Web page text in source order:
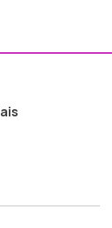
ao